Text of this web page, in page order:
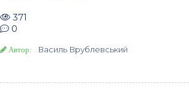
371
0
Автор: Василь Врублевський